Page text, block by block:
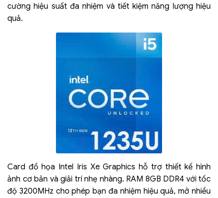
cường hiệu suất đa nhiệm và tiết kiệm năng lượng hiệu
quả.
Card đồ họa Intel Iris Xe Graphics hỗ trợ thiết kế hình
ảnh cơ bản và giải trí nhẹ nhàng. RAM 8GB DDR4 với tốc
độ 3200MHz cho phép bạn đa nhiệm hiệu quả, mở nhiều